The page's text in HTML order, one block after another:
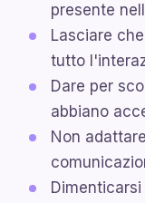
presente
Lasciare
tutto
Dare per
abbiano
Non